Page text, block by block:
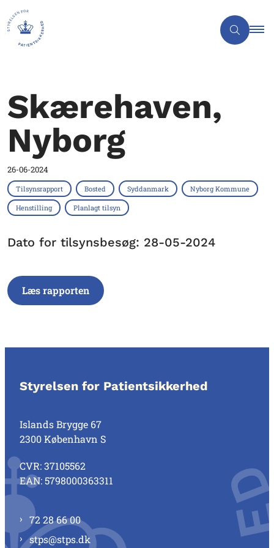
Skærehaven,
Nyborg
26-06-2024
Tilsynsrapport Bosted Syddanmark Nyborg Kommune
Henstilling Planlagt tilsyn
Dato for tilsynsbesøg: 28-05-2024
Læs rapporten
Styrelsen for Patientsikkerhed
Islands Brygge 67
2300 København S
CVR: 37105562
EAN: 5798000363311
72 28 66 00
stps@stps.dk